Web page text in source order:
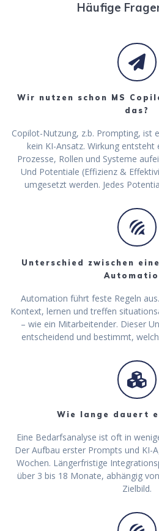
Häufige
Wir nutzen schon MS
das?
Copilot-Nutzung, z.b. Prompting, ist
kein KI-Ansatz. Wirkung
Prozesse, Rollen und Systeme
Und Potentiale (Effizienz &
umgesetzt werden. Jedes
Unterschied zwischen
Automation führt feste Regeln
Kontext, lernen und treffen
– wie ein Mitarbeitender. Dieser
entscheidend und bestimmt,
Wie lange dauert
Eine Bedarfsanalyse ist oft in
Der Aufbau erster Prompts und KI-
Wochen. Längerfristige
über 3 bis 18 Monate, abhängig
Zielbild.